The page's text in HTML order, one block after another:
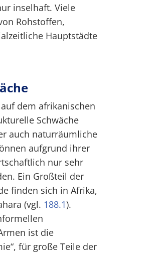
inselhaft. Viele
Rohstoffen,
Hauptstädte
dem afrikanischen
Schwäche
auch naturräumliche
aufgrund ihrer
nur sehr
Ein Großteil der
finden sich in Afrika,
(vgl. 188.1).
ist die
für große Teile der